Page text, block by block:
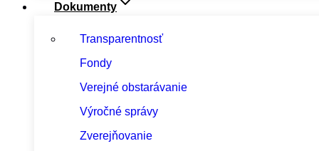
Dokumenty
Transparentnosť
Fondy
Verejné obstarávanie
Výročné správy
Zverejňovanie